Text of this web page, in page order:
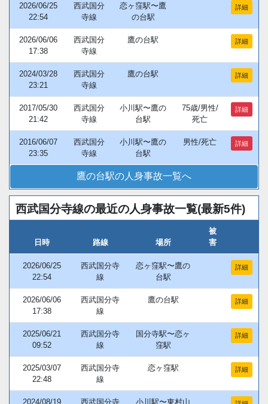
2026/06/25
22:54
西武国分
寺線
恋ヶ窪駅〜鷹
の台駅
詳細
2026/06/06
17:38
西武国分
寺線
鷹の台駅 詳細
2024/03/28
23:21
西武国分
寺線
鷹の台駅 詳細
2017/05/30
21:42
西武国分
寺線
小川駅〜鷹の
台駅
75歳/男性/
死亡
詳細
2016/06/07
23:35
西武国分
寺線
小川駅〜鷹の
台駅
男性/死亡 詳細
鷹の台駅の人身事故一覧へ
西武国分寺線の最近の人身事故一覧(最新5件)
日時 路線 場所
被
害
2026/06/25
22:54
西武国分寺
線
恋ヶ窪駅〜鷹の
台駅
詳細
2026/06/06
17:38
西武国分寺
線
鷹の台駅 詳細
2025/06/21
09:52
西武国分寺
線
国分寺駅〜恋ヶ
窪駅
詳細
2025/03/07
22:48
西武国分寺
線
恋ヶ窪駅 詳細
2024/08/19
西武国分寺
小川駅〜東村山